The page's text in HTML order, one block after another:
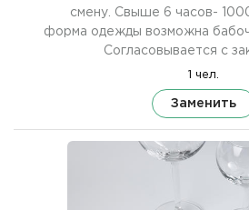
смену. Свыше 6 часов- 1000
форма одежды возможна
Согласовывается с
1 чел.
Заменить